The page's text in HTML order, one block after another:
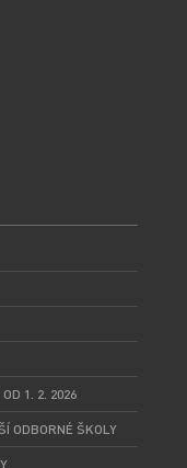
1. 2. 2026
ODBORNÉ ŠKOLY